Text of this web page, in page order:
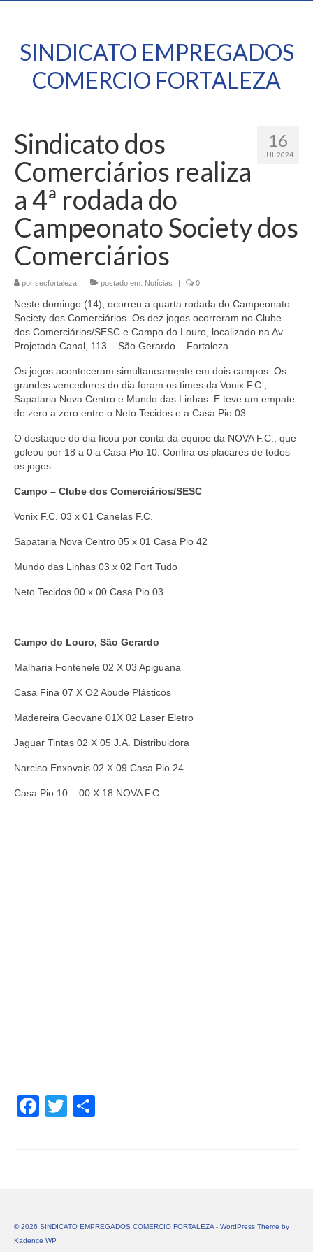
SINDICATO EMPREGADOS
COMERCIO FORTALEZA
16
JUL 2024
Sindicato dos
Comerciários realiza
a 4ª rodada do
Campeonato Society dos
Comerciários
por secfortaleza | postado em: Notícias | 0
Neste domingo (14), ocorreu a quarta rodada do Campeonato
Society dos Comerciários. Os dez jogos ocorreram no Clube
dos Comerciários/SESC e Campo do Louro, localizado na Av.
Projetada Canal, 113 – São Gerardo – Fortaleza.
Os jogos aconteceram simultaneamente em dois campos. Os
grandes vencedores do dia foram os times da Vonix F.C.,
Sapataria Nova Centro e Mundo das Linhas. E teve um empate
de zero a zero entre o Neto Tecidos e a Casa Pio 03.
O destaque do dia ficou por conta da equipe da NOVA F.C., que
goleou por 18 a 0 a Casa Pio 10. Confira os placares de todos
os jogos:
Campo – Clube dos Comerciários/SESC
Vonix F.C. 03 x 01 Canelas F.C.
Sapataria Nova Centro 05 x 01 Casa Pio 42
Mundo das Linhas 03 x 02 Fort Tudo
Neto Tecidos 00 x 00 Casa Pio 03
Campo do Louro, São Gerardo
Malharia Fontenele 02 X 03 Apiguana
Casa Fina 07 X O2 Abude Plásticos
Madereira Geovane 01X 02 Laser Eletro
Jaguar Tintas 02 X 05 J.A. Distribuidora
Narciso Enxovais 02 X 09 Casa Pio 24
Casa Pio 10 – 00 X 18 NOVA F.C
Facebook
Twitter
© 2026 SINDICATO EMPREGADOS COMERCIO FORTALEZA - WordPress Theme by
Kadence WP